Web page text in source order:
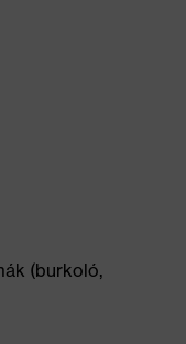
(burkoló,